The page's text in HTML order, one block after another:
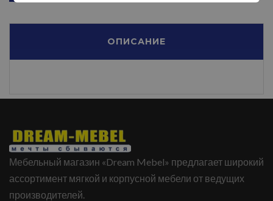
ОПИСАНИЕ
Мебельный магазин «Dream Mebel» предлагает широкий
ассортимент мягкой и корпусной мебели от ведущих
производителей.